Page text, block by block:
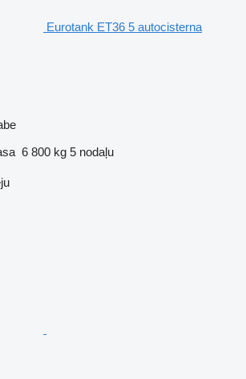
Eurotank ET36 5 autocisterna
6 800 kg 5 nodaļu